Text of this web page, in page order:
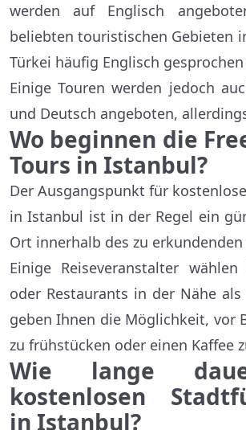
werden auf Englisch
beliebten touristischen Gebieten
Türkei häufig Englisch
Einige Touren werden jedoch
und Deutsch angeboten,
Wo beginnen die
Tours in Istanbul?
Der Ausgangspunkt für
in Istanbul ist in der Regel ein
Ort innerhalb des zu erkundenden
Einige Reiseveranstalter
oder Restaurants in der Nähe
geben Ihnen die Möglichkeit, vor
zu frühstücken oder einen Kaffee
Wie lange
kostenlosen
in Istanbul?